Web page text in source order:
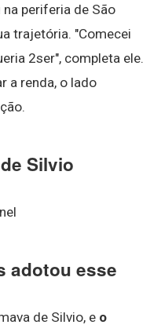
na periferia de São
trajetória. "Comecei
2ser", completa ele.
a renda, o lado
Silvio
adotou esse
de Silvio, e o